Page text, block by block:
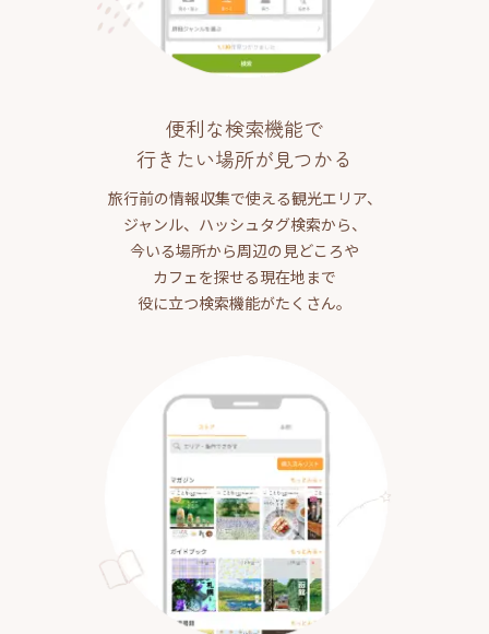
便利な検索機能で
行きたい場所が見つかる
旅行前の情報収集で使える観光エリア、
ジャンル、ハッシュタグ検索から、
今いる場所から周辺の見どころや
カフェを探せる現在地まで
役に立つ検索機能がたくさん。